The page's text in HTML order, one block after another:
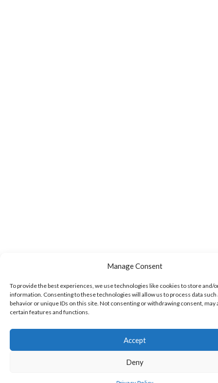
Manage Consent
To provide the best experiences, we use technologies like cookies to store and/
information. Consenting to these technologies will allow us to process data such
behavior or unique IDs on this site. Not consenting or withdrawing consent, may
certain features and functions.
Accept
Deny